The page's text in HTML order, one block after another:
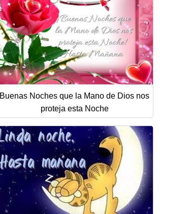
Buenas Noches que la Mano de Dios nos
proteja esta Noche